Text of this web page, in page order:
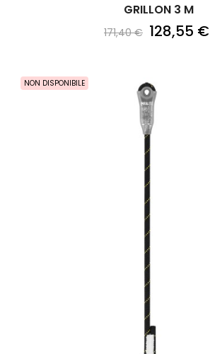
GRILLON 3 M
171,40 € 128,55 €
NON DISPONIBILE